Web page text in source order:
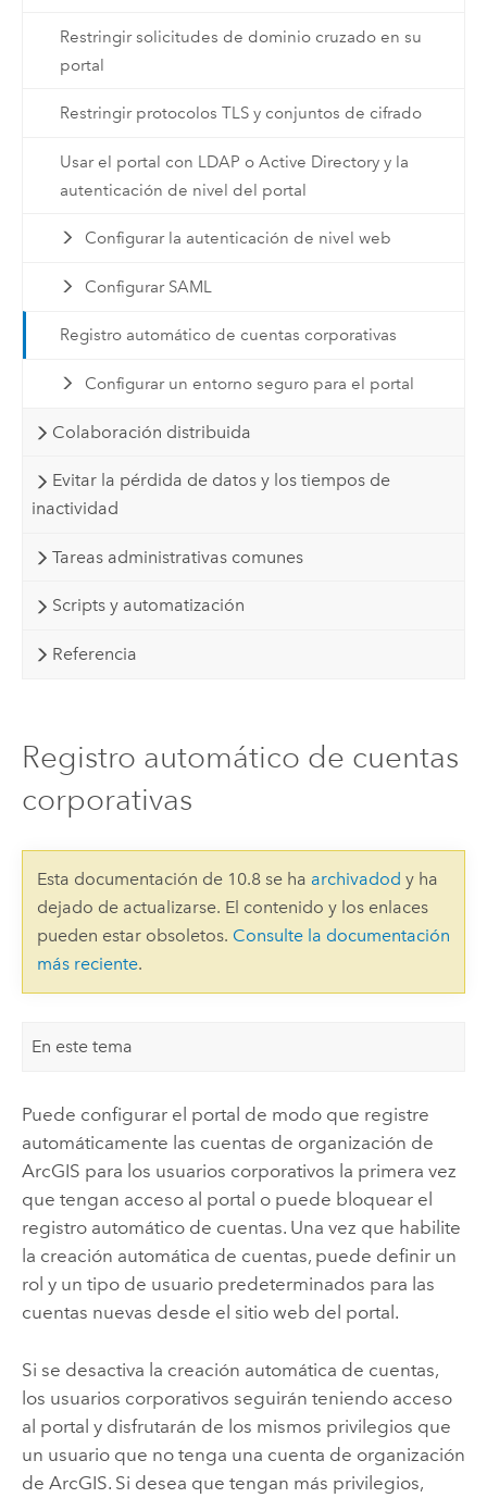
Restringir solicitudes de dominio cruzado en su
portal
Restringir protocolos TLS y conjuntos de cifrado
Usar el portal con LDAP o Active Directory y la
autenticación de nivel del portal
Configurar la autenticación de nivel web
Configurar SAML
Registro automático de cuentas corporativas
Configurar un entorno seguro para el portal
Colaboración distribuida
Evitar la pérdida de datos y los tiempos de
inactividad
Tareas administrativas comunes
Scripts y automatización
Referencia
Registro automático de cuentas
corporativas
Esta documentación de 10.8 se ha archivadod y ha
dejado de actualizarse. El contenido y los enlaces
pueden estar obsoletos. Consulte la documentación
más reciente.
En este tema
Puede configurar el portal de modo que registre
automáticamente las cuentas de organización de
ArcGIS para los usuarios corporativos la primera vez
que tengan acceso al portal o puede bloquear el
registro automático de cuentas. Una vez que habilite
la creación automática de cuentas, puede definir un
rol y un tipo de usuario predeterminados para las
cuentas nuevas desde el sitio web del portal.
Si se desactiva la creación automática de cuentas,
los usuarios corporativos seguirán teniendo acceso
al portal y disfrutarán de los mismos privilegios que
un usuario que no tenga una cuenta de organización
de ArcGIS. Si desea que tengan más privilegios,